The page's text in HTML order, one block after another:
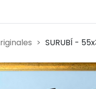
SURUBÍ -